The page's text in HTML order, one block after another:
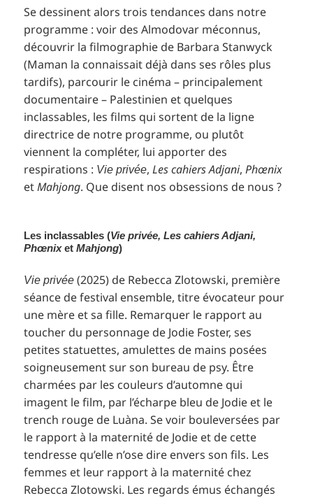
Se dessinent alors trois tendances dans notre
programme : voir des Almodovar méconnus,
découvrir la filmographie de Barbara Stanwyck
(Maman la connaissait déjà dans ses rôles plus
tardifs), parcourir le cinéma – principalement
documentaire – Palestinien et quelques
inclassables, les films qui sortent de la ligne
directrice de notre programme, ou plutôt
viennent la compléter, lui apporter des
respirations : Vie privée,Les cahiers Adjani,Phœnix
etMahjong. Que disent nos obsessions de nous ?
Les inclassables (Vie privée, Les cahiers Adjani,
Phœnixet Mahjong)
Vie privée (2025) de Rebecca Zlotowski, première
séance de festival ensemble, titre évocateur pour
une mère et sa fille. Remarquer le rapport au
toucher du personnage de Jodie Foster, ses
petites statuettes, amulettes de mains posées
soigneusement sur son bureau de psy. Être
charmées par les couleurs d’automne qui
imagent le film, par l’écharpe bleu de Jodie et le
trench rouge de Luàna. Se voir bouleversées par
le rapport à la maternité de Jodie et de cette
tendresse qu’elle n’ose dire envers son fils. Les
femmes et leur rapport à la maternité chez
Rebecca Zlotowski. Les regards émus échangés